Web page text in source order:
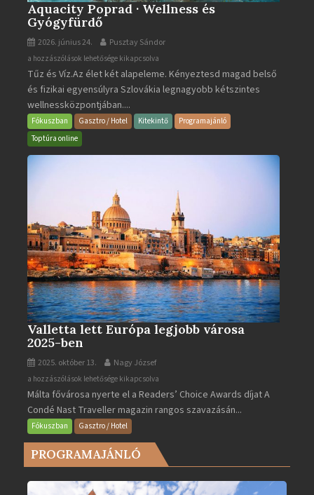
Aquacity Poprad · Wellness és
Gyógyfürdő
2026. június 24. Pusztay Sándor
Aquacity
Poprad
·
Wellness
és
Gyógyfürdő
a hozzászólások lehetősége kikapcsolva
Tűz és Víz.Az élet két alapeleme. Kényeztesd magad belső
és fizikai egyensúlyra Szlovákia legnagyobb kétszintes
wellnessközpontjában....
Fókuszban Gasztro / Hotel Kitekintő
Programajánló
Toptúra online
Valletta lett Európa legjobb városa
2025-ben
2025. október 13. Nagy József
Valletta
lett
Európa
legjobb
városa
2025-
bejegyzéshez
a hozzászólások lehetősége kikapcsolva
Málta fővárosa nyerte el a Readers’ Choice Awards díjat A
Condé Nast Traveller magazin rangos szavazásán...
Fókuszban Gasztro / Hotel
PROGRAMAJÁNLÓ